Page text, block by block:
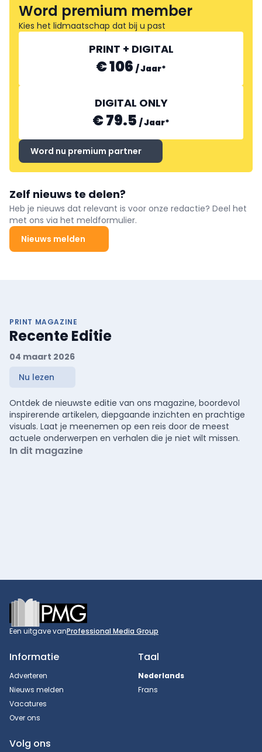
Word premium member
Kies het lidmaatschap dat bij u past
PRINT + DIGITAL
€ 106 /Jaar*
DIGITAL ONLY
€ 79.5 /Jaar*
Word nu premium partner
Zelf nieuws te delen?
Heb je nieuws dat relevant is voor onze redactie? Deel het
met ons via het meldformulier.
Nieuws melden
PRINT MAGAZINE
Recente Editie
04 maart 2026
Nu lezen
Ontdek de nieuwste editie van ons magazine, boordevol
inspirerende artikelen, diepgaande inzichten en prachtige
visuals. Laat je meenemen op een reis door de meest
actuele onderwerpen en verhalen die je niet wilt missen.
In dit magazine
Footer
Een uitgave vanProfessional Media Group
Informatie
Adverteren
Nieuws melden
Vacatures
Over ons
Taal
Nederlands
Frans
Volg ons